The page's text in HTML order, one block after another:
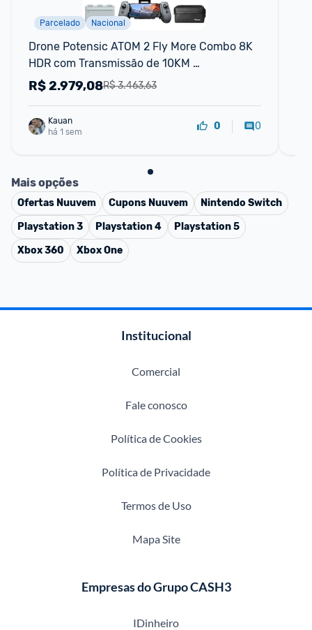
Parcelado Nacional
Drone Potensic ATOM 2 Fly More Combo 8K
HDR com Transmissão de 10KM
Rastreamento por IA Câmera 48MP
R$ 3.463,63
R$2.979,08
Kauan
há 1 sem
0 0
Mais opções
Ofertas Nuuvem Cupons Nuuvem
Nintendo Switch
Playstation 3
Playstation 4
Playstation 5
Xbox 360
Xbox One
Institucional
Comercial
Fale conosco
Política de Cookies
Política de Privacidade
Termos de Uso
Mapa Site
Empresas do Grupo CASH3
IDinheiro